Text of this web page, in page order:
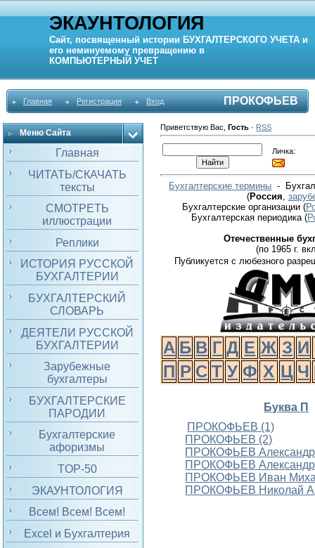
ЭКАУНТОЛОГИЯ
Сайт, посвященный истории БУХГАЛТЕРСКОГО УЧЕТА и
его неминуемому превращению в
КОМПЬЮТЕРНЫЙ УЧЕТ
Главная Регистрация Вход ПРОКОФЬЕВ
Меню Сайта
Главная
ЧИТАТЬ/СКАЧАТЬ
тексты
СМОТРЕТЬ
иллюстрации
Реплики
ИСТОРИЯ РУССКОЙ
БУХГАЛТЕРИИ
БУХГАЛТЕРСКИЙ
СЛОВАРЬ
ДЕЯТЕЛИ РУССКОЙ
БУХГАЛТЕРИИ
Зарубежные
бухгалтеры
БУХГАЛТЕРСКИЕ
ПАРОДИИ
Бухгалтерские
афоризмы
TOP-50
ЭКАУНТОЛОГИЯ
Всем! Всем! Всем!
Excel и Бухгалтерия
Приветствую Вас ,Гость · RSS
Личка:
Бухгалтерские термины -
(Россия
Бухгалтерские организации (
Бухгалтерская периодика(
Отечественные
(по 1965 г.
Публикуется с любезного
А Б В Г Д Е Ж З И
П Р С Т У Ф Х Ц Ч
Буква П
ПРОКОФЬЕВ (1)
ПРОКОФЬЕВ (2)
ПРОКОФЬЕВ Александр
ПРОКОФЬЕВ Александр
ПРОКОФЬЕВ Иван
ПРОКОФЬЕВ Николай